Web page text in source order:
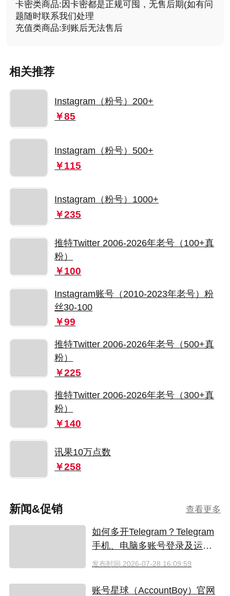
卡密类商品:因卡密都是正规可囤，无售后期(如有问
题随时联系我们处理
充值类商品:到账后无法售后
相关推荐
Instagram（粉号）200+
￥85
Instagram（粉号）500+
￥115
Instagram（粉号）1000+
￥235
推特Twitter 2006-2026年老号（100+真
粉）
￥100
Instagram账号（2010-2023年老号）粉
丝30-100
￥99
推特Twitter 2006-2026年老号（500+真
粉）
￥225
推特Twitter 2006-2026年老号（300+真
粉）
￥140
讯果10万点数
￥258
新闻&促销 查看更多
如何多开Telegram？Telegram
手机、电脑多账号登录及运营
指南
发布时间 2026-07-28 16:09:59
账号星球（AccountBoy）官网